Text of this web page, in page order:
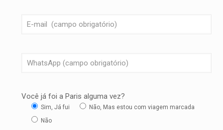
Você já foi a Paris alguma vez?
Sim, Já fui
Não, Mas estou com viagem marcada
Não